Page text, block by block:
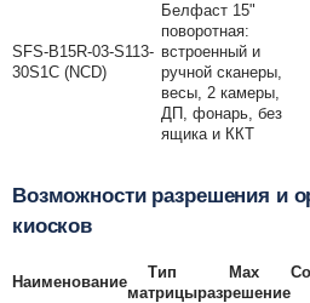
SFS-B15R-03-S113-
30S1C (NCD)
Белфаст 15"
поворотная:
встроенный и
ручной сканеры,
весы, 2 камеры,
ДП, фонарь, без
ящика и ККТ
Возможности разрешения и
киосков
Наименование
Тип
матрицы
Max
разрешение